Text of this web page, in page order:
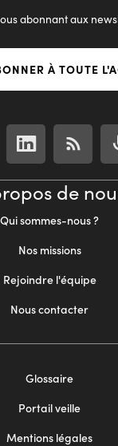
abonnant aux
À TOUTE
de
Qui sommes-nous ?
Nos missions
Rejoindre l'équipe
Nous contacter
Glossaire
Portail veille
Mentions légales